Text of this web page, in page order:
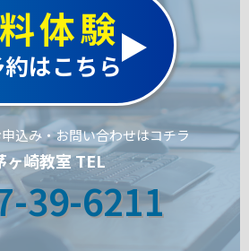
体験
はこちら
込み・お問い合わせはコチラ
ヶ崎教室 TEL
39-6211